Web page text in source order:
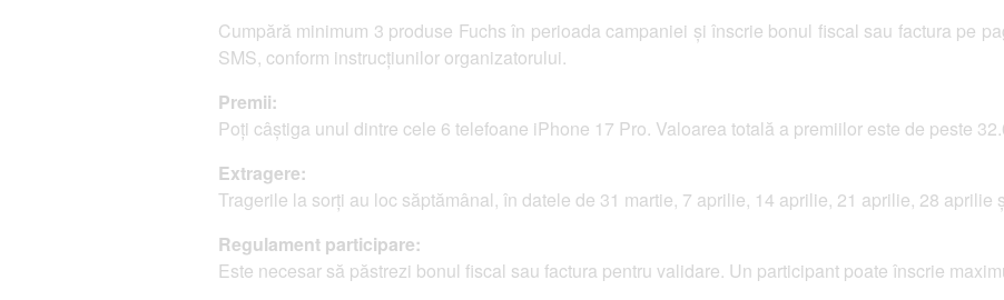
Cumpără minimum 3 produse Fuchs în perioada campaniei și înscrie bonul fiscal sau factura pe
SMS, conform instrucțiunilor organizatorului.
Premii:
Poți câștiga unul dintre cele 6 telefoane iPhone 17 Pro. Valoarea totală a premiilor este de peste
Extragere:
Tragerile la sorți au loc săptămânal, în datele de 31 martie, 7 aprilie, 14 aprilie, 21 aprilie, 28 aprilie
Regulament participare:
Este necesar să păstrezi bonul fiscal sau factura pentru validare. Un participant poate înscrie